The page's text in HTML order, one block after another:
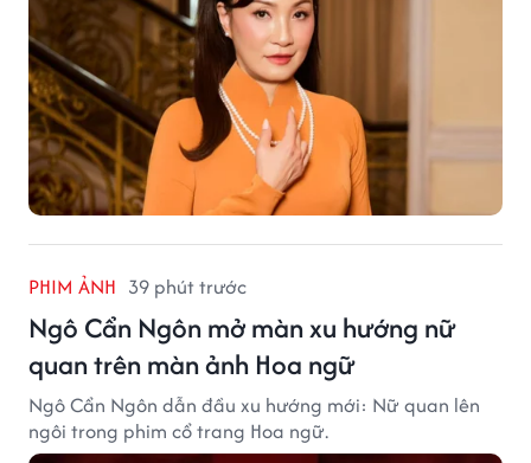
PHIM ẢNH 39 phút trước
Ngô Cẩn Ngôn mở màn xu hướng nữ
quan trên màn ảnh Hoa ngữ
Ngô Cẩn Ngôn dẫn đầu xu hướng mới: Nữ quan lên
ngôi trong phim cổ trang Hoa ngữ.